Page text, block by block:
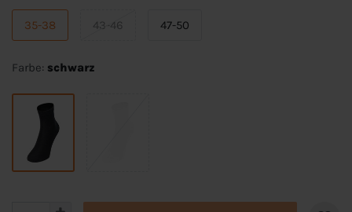
35-38 43-46 47-50
Farbe: schwarz